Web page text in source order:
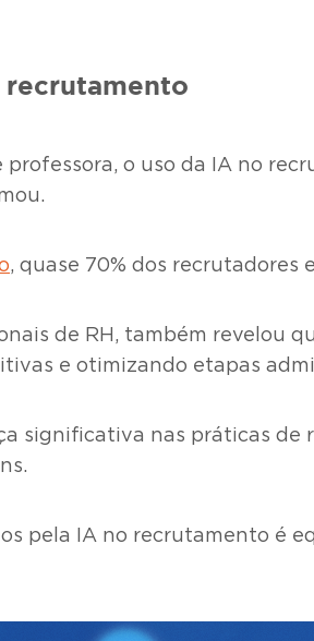
o uso da IA no
, quase 70% dos recrutadores
de RH, também revelou
e otimizando etapas
significativa nas práticas
pela IA no recrutamento é